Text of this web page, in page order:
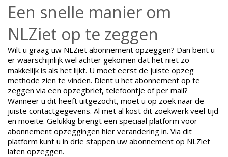
Een snelle manier om
NLZiet op te zeggen
Wilt u graag uw NLZiet abonnement opzeggen? Dan bent u
er waarschijnlijk wel achter gekomen dat het niet zo
makkelijk is als het lijkt. U moet eerst de juiste opzeg
methode zien te vinden. Dient u het abonnement op te
zeggen via een opzegbrief, telefoontje of per mail?
Wanneer u dit heeft uitgezocht, moet u op zoek naar de
juiste contactgegevens. Al met al kost dit zoekwerk veel tijd
en moeite. Gelukkig brengt een speciaal platform voor
abonnement opzeggingen hier verandering in. Via dit
platform kunt u in drie stappen uw abonnement op NLZiet
laten opzeggen.